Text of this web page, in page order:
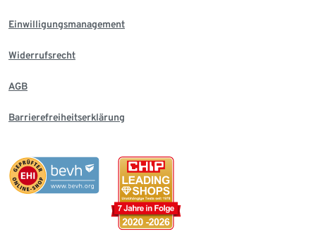
Einwilligungsmanagement
Widerrufsrecht
AGB
Barrierefreiheitserklärung